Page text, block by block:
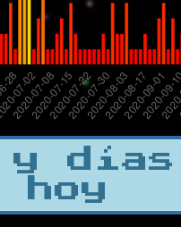
y
hoy